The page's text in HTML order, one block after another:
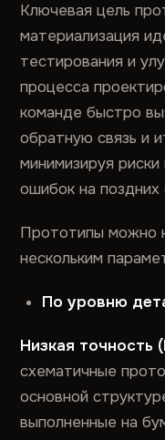
Ключевая цель
материализация
тестирования и
процесса
команде быстро
обратную связь и
минимизируя
ошибок на поздних
Прототипы можно
нескольким
По уровню
Низкая точность
схематичные
основной
выполненные на